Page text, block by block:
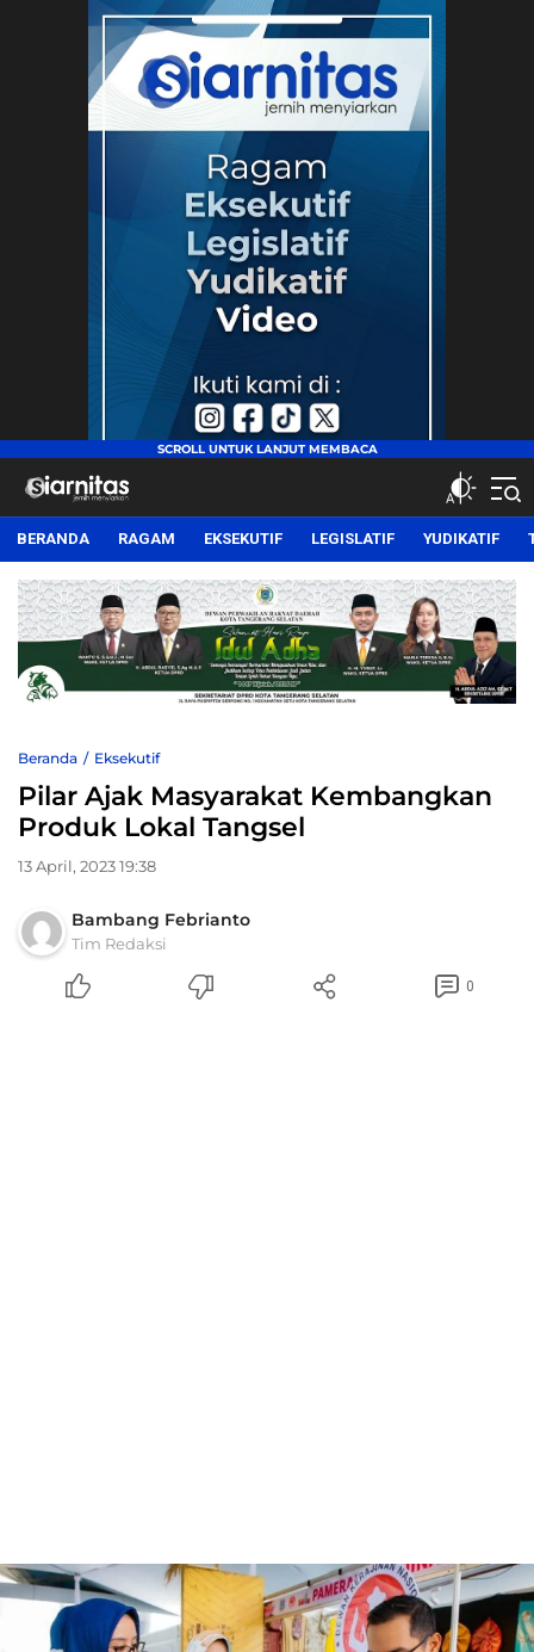
siarnitas
Jernih Menyiarkan
BERANDA RAGAM EKSEKUTIF LEGISLATIF YUDIKATIF
Beranda Eksekutif
Pilar Ajak Masyarakat Kembangkan
Produk Lokal Tangsel
13 April, 2023 19:38
Bambang Febrianto
Tim Redaksi
0